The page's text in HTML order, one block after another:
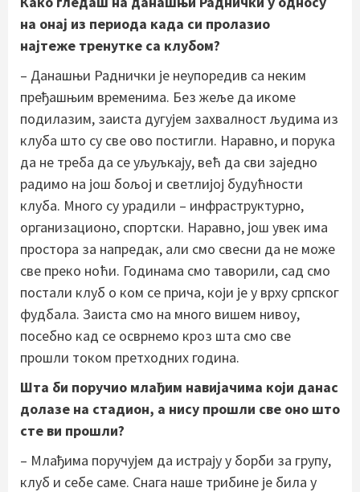
на онај из периода када си пролазио
најтеже тренутке са клубом?
– Данашњи Раднички је неупоредив са неким
пређашњим временима. Без жеље да икоме
подилазим, заиста дугујем захвалност људима из
клуба што су све ово постигли. Наравно, и порука
да не треба да се уљуљкају, већ да сви заједно
радимо на још бољој и светлијој будућности
клуба. Много су урадили – инфраструктурно,
организационо, спортски. Наравно, још увек има
простора за напредак, али смо свесни да не може
све преко ноћи. Годинама смо таворили, сад смо
постали клуб о ком се прича, који је у врху српског
фудбала. Заиста смо на много вишем нивоу,
посебно кад се осврнемо кроз шта смо све
прошли током претходних година.
Шта би поручио млађим навијачима који данас
долазе на стадион, а нису прошли све оно што
сте ви прошли?
– Млађима поручујем да истрају у борби за групу,
клуб и себе саме. Снага наше трибине је била у